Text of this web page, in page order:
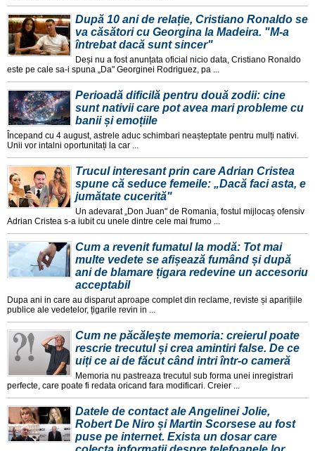
După 10 ani de relație, Cristiano Ronaldo se
va căsători cu Georgina la Madeira. "M-a
întrebat dacă sunt sincer"
Deși nu a fost anunțata oficial nicio data, Cristiano Ronaldo
este pe cale sa-i spuna „Da" Georginei Rodriguez, pa ...
Perioadă dificilă pentru două zodii: cine
sunt nativii care pot avea mari probleme cu
banii și emoțiile
Începand cu 4 august, astrele aduc schimbari neașteptate pentru mulți nativi.
Unii vor intalni oportunitați la car ...
Trucul interesant prin care Adrian Cristea
spune că seduce femeile: „Dacă faci asta, e
jumătate cucerită"
Un adevarat „Don Juan" de Romania, fostul mijlocaș ofensiv
Adrian Cristea s-a iubit cu unele dintre cele mai frumo ...
Cum a revenit fumatul la modă: Tot mai
multe vedete se afișează fumând și după
ani de blamare țigara redevine un accesoriu
acceptabil
Dupa ani in care au disparut aproape complet din reclame, reviste și aparițiile
publice ale vedetelor, țigarile revin in ...
Cum ne păcălește memoria: creierul poate
rescrie trecutul și crea amintiri false. De ce
uiți ce ai de făcut când intri într-o cameră
Memoria nu pastreaza trecutul sub forma unei inregistrari
perfecte, care poate fi redata oricand fara modificari. Creier ...
Datele de contact ale Angelinei Jolie,
Robert De Niro și Martin Scorsese au fost
puse pe internet. Exista un dosar care